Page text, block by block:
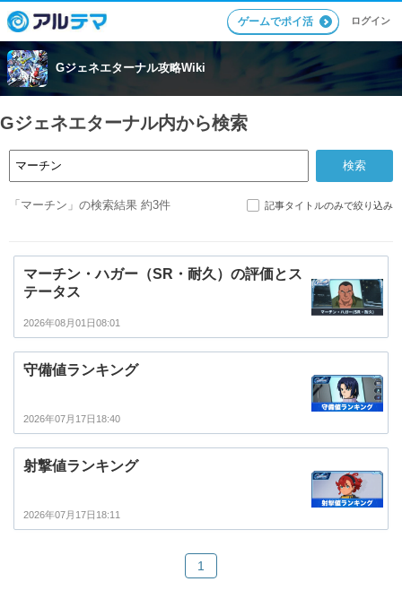
ゲームでポイ活 ログイン
Gジェネエターナル攻略Wiki
Gジェネエターナル内から検索
「マーチン」の検索結果 約3件 記事タイトルのみで絞り込み
マーチン・ハガー（SR・耐久）の評価とス
テータス
2026年08月01日08:01
守備値ランキング
2026年07月17日18:40
射撃値ランキング
2026年07月17日18:11
1